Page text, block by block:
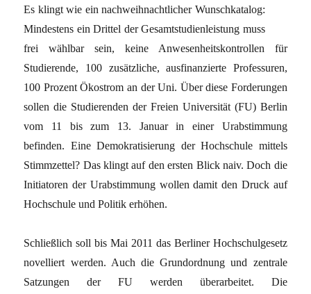
Es klingt wie ein nachweihnachtlicher Wunschkatalog:
Mindestens ein Drittel der Gesamtstudienleistung muss
frei wählbar sein, keine Anwesenheitskontrollen für
Studierende, 100 zusätzliche, ausfinanzierte Professuren,
100 Prozent Ökostrom an der Uni. Über diese Forderungen
sollen die Studierenden der Freien Universität (FU) Berlin
vom 11 bis zum 13. Januar in einer Urabstimmung
befinden. Eine Demokratisierung der Hochschule mittels
Stimmzettel? Das klingt auf den ersten Blick naiv. Doch die
Initiatoren der Urabstimmung wollen damit den Druck auf
Hochschule und Politik erhöhen.
Schließlich soll bis Mai 2011 das Berliner Hochschulgesetz
novelliert werden. Auch die Grundordnung und zentrale
Satzungen der FU werden überarbeitet. Die